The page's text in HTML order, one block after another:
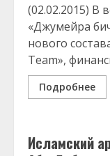
(02.02.2015) В
«Джумейра
нового
Team»,
Подробнее
Исламский